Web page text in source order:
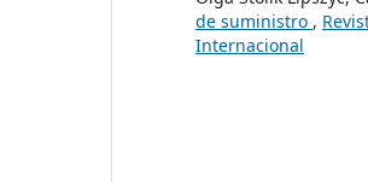
de suministro ,
Internacional